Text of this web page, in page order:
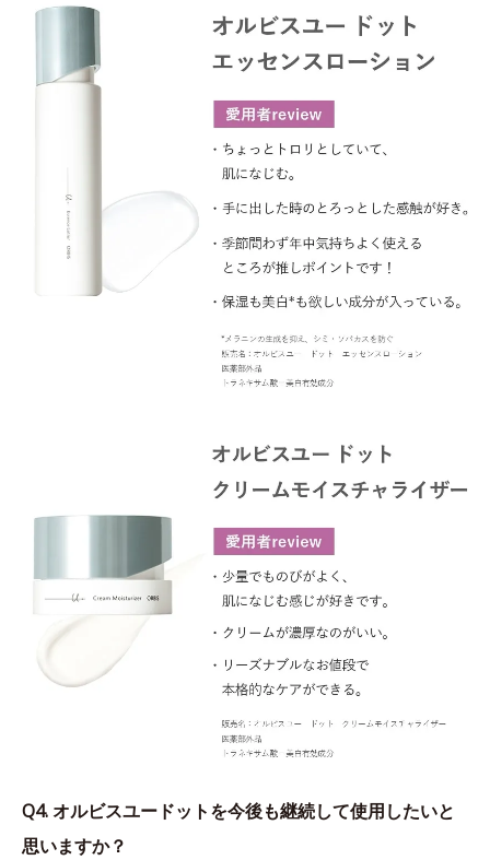
Q4. オルビスユードットを今後も継続して使用したいと
思いますか？